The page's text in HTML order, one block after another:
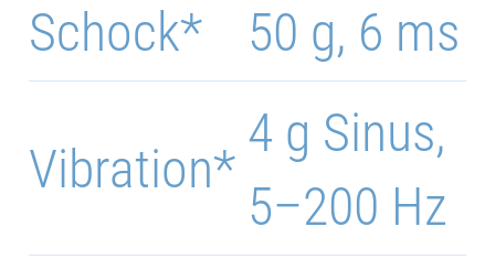
50 g, 6 ms
Schock*
4 g Sinus,
5–200 Hz
Vibration*